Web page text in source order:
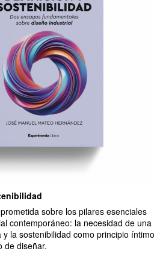
sobre los pilares esenciales
contemporáneo: la necesidad de una
la sostenibilidad como principio íntimo
de diseñar.